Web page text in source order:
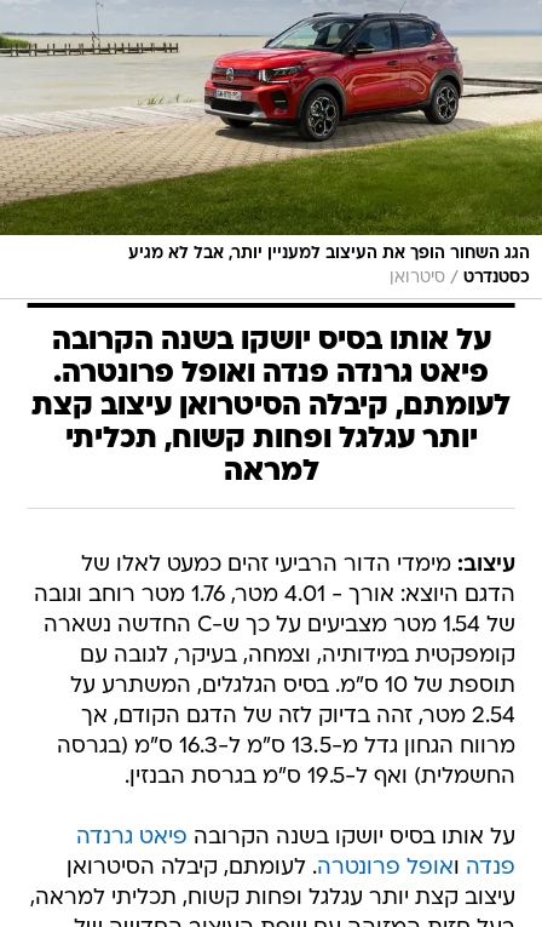
הגג השחור הופך את העיצוב למעניין יותר, אבל לא מגיע
כסטנדרט / סיטרואן
על אותו בסיס יושקו בשנה הקרובה
פיאט גרנדה פנדה ואופל פרונטרה.
לעומתם, קיבלה הסיטרואן עיצוב קצת
יותר עגלגל ופחות קשוח, תכליתי
למראה
עיצוב: מימדי הדור הרביעי זהים כמעט לאלו של
הדגם היוצא: אורך - 4.01 מטר, 1.76 מטר רוחב וגובה
של 1.54 מטר מצביעים על כך ש-C החדשה נשארה
קומפקטית במידותיה, וצמחה, בעיקר, לגובה עם
תוספת של 10 ס"מ. בסיס הגלגלים, המשתרע על
2.54 מטר, זהה בדיוק לזה של הדגם הקודם, אך
מרווח הגחון גדל מ-13.5 ס"מ ל-16.3 ס"מ (בגרסה
החשמלית) ואף ל-19.5 ס"מ בגרסת הבנזין.
על אותו בסיס יושקו בשנה הקרובה פיאט גרנדה
פנדה ואופל פרונטרה. לעומתם, קיבלה הסיטרואן
עיצוב קצת יותר עגלגל ופחות קשוח, תכליתי למראה,